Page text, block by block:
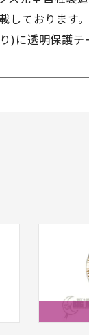
しております
)に透明保護テ